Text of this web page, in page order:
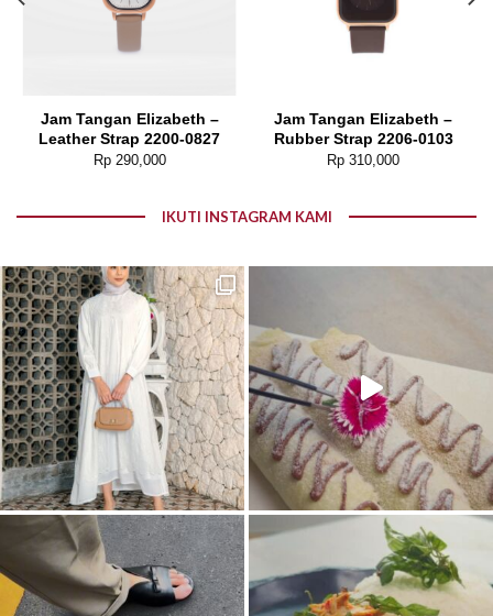
Jam Tangan Elizabeth –
Leather Strap 2200-0827
Rp290,000
Jam Tangan Elizabeth –
Rubber Strap 2206-0103
Rp 310,000
IKUTI INSTAGRAM KAMI